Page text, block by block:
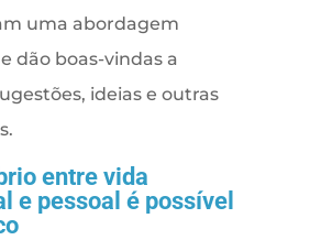
uma abordagem
dão boas-vindas a
ideias e outras
entre vida
e pessoal é possível